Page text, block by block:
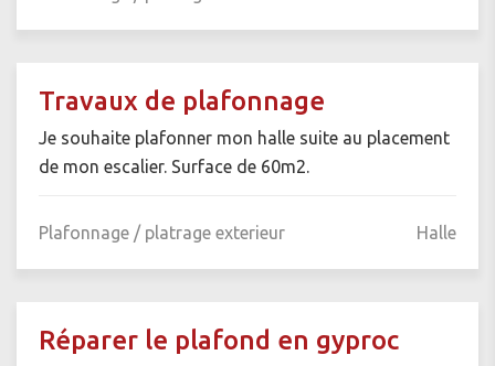
Travaux de plafonnage
Je souhaite plafonner mon halle suite au placement
de mon escalier. Surface de 60m2.
Plafonnage / platrage exterieur Halle
Réparer le plafond en gyproc